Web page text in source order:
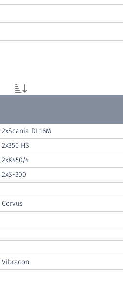
2xScania DI 16M
2x350 HS
2xK450/4
2xS-300
Corvus
Vibracon